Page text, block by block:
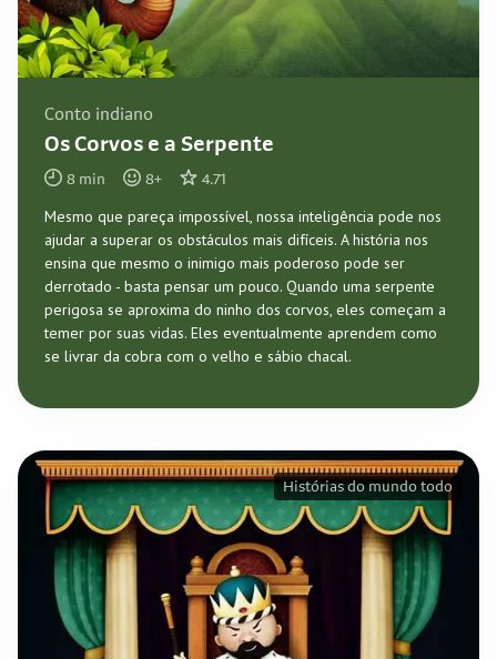
Conto indiano
Os Corvos e a Serpente
8 min 8+ 4.71
Mesmo que pareça impossível, nossa inteligência pode nos
ajudar a superar os obstáculos mais difíceis. A história nos
ensina que mesmo o inimigo mais poderoso pode ser
derrotado - basta pensar um pouco. Quando uma serpente
perigosa se aproxima do ninho dos corvos, eles começam a
temer por suas vidas. Eles eventualmente aprendem como
se livrar da cobra com o velho e sábio chacal.
Histórias do mundo todo